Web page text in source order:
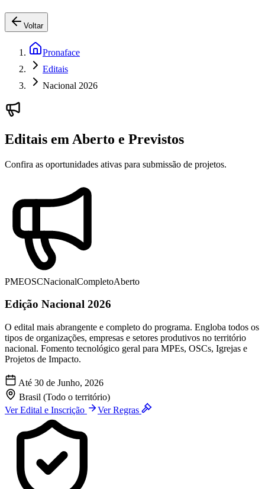
Voltar
Pronaface
Editais
Nacional 2026
Editais em Aberto e Previstos
Confira as oportunidades ativas para submissão de projetos.
PMEOSCNacionalCompletoAberto
Edição Nacional 2026
O edital mais abrangente e completo do programa. Engloba todos os
tipos de organizações, empresas e setores produtivos no território
nacional. Fomento tecnológico geral para MPEs, OSCs, Igrejas e
Projetos de Impacto.
Até 30 de Junho, 2026
Brasil (Todo o território)
Ver Edital e Inscrição
Ver Regras